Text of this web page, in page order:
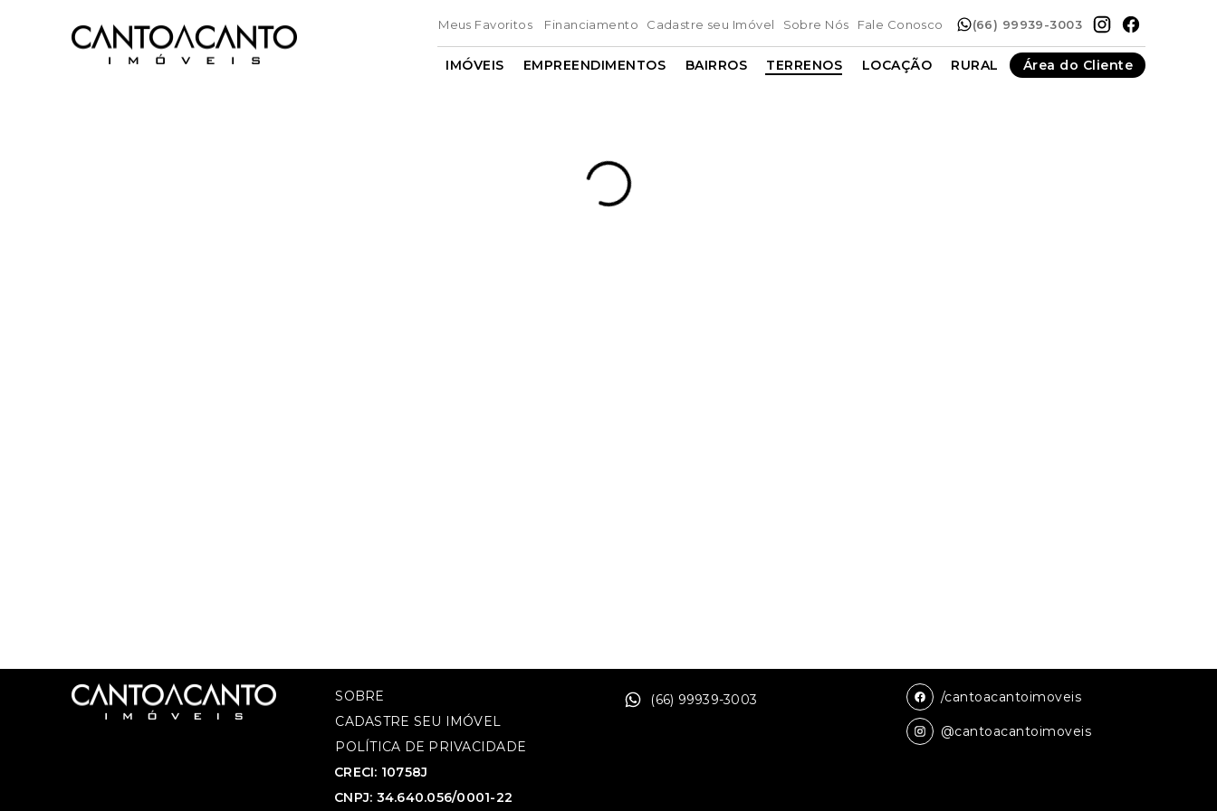
Meus Favoritos Financiamento Cadastre seu Imóvel Sobre Nós Fale Conosco (66) 99939-3003
IMÓVEIS EMPREENDIMENTOS BAIRROS TERRENOS LOCAÇÃO RURAL Área do Cliente
SOBRE
CADASTRE SEU IMÓVEL
POLÍTICA DE PRIVACIDADE
CRECI: 10758J
CNPJ: 34.640.056/0001-22
(66) 99939-3003 /cantoacantoimoveis
@cantoacantoimoveis